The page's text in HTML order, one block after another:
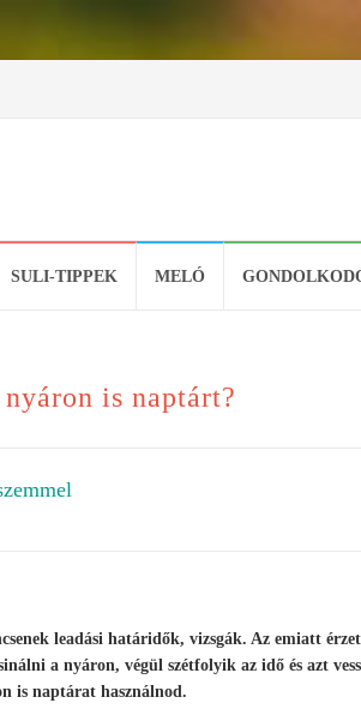
SULI-TIPPEK MELÓ
is naptárt?
leadási határidők, vizsgák. Az emiatt
a nyáron, végül szétfolyik az idő és azt
is naptárat használnod.